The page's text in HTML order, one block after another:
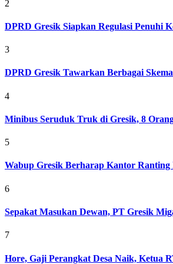
2
DPRD Gresik Siapkan Regulasi Penuhi
3
DPRD Gresik Tawarkan Berbagai
4
Minibus Seruduk Truk di Gresik, 8
5
Wabup Gresik Berharap Kantor Ranting
6
Sepakat Masukan Dewan, PT Gresik
7
Hore, Gaji Perangkat Desa Naik, Ketua